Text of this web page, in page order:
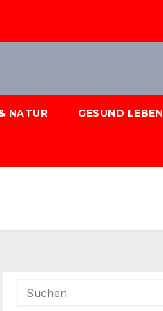
NATUR GESUND LEBEN